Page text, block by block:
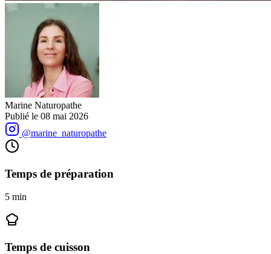
Marine Naturopathe
Publié le 08 mai 2026
@marine_naturopathe
Temps de préparation
5 min
Temps de cuisson